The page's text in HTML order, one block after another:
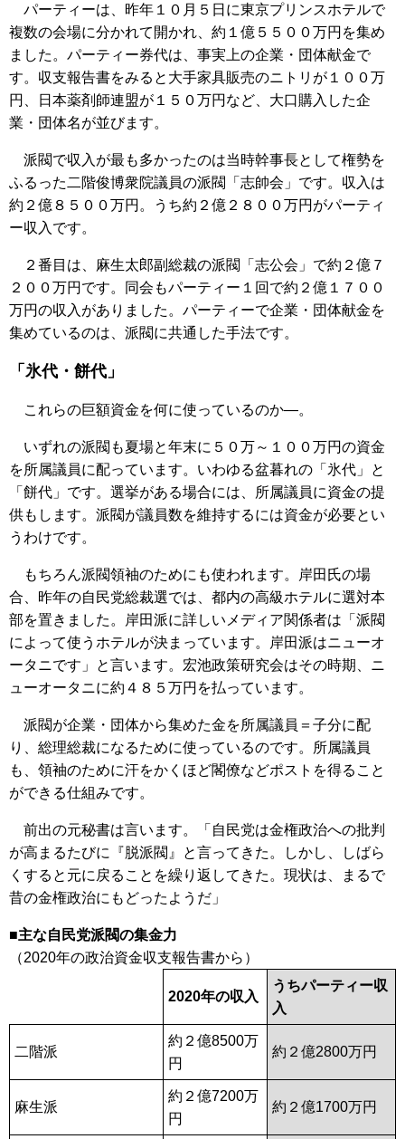
パーティーは、昨年１０月５日に東京プリンスホテルで
複数の会場に分かれて開かれ、約１億５５００万円を集め
ました。パーティー券代は、事実上の企業・団体献金で
す。収支報告書をみると大手家具販売のニトリが１００万
円、日本薬剤師連盟が１５０万円など、大口購入した企
業・団体名が並びます。
派閥で収入が最も多かったのは当時幹事長として権勢を
ふるった二階俊博衆院議員の派閥「志帥会」です。収入は
約２億８５００万円。うち約２億２８００万円がパーティ
ー収入です。
２番目は、麻生太郎副総裁の派閥「志公会」で約２億７
２００万円です。同会もパーティー１回で約２億１７００
万円の収入がありました。パーティーで企業・団体献金を
集めているのは、派閥に共通した手法です。
「氷代・餅代」
これらの巨額資金を何に使っているのか―。
いずれの派閥も夏場と年末に５０万～１００万円の資金
を所属議員に配っています。いわゆる盆暮れの「氷代」と
「餅代」です。選挙がある場合には、所属議員に資金の提
供もします。派閥が議員数を維持するには資金が必要とい
うわけです。
もちろん派閥領袖のためにも使われます。岸田氏の場
合、昨年の自民党総裁選では、都内の高級ホテルに選対本
部を置きました。岸田派に詳しいメディア関係者は「派閥
によって使うホテルが決まっています。岸田派はニューオ
ータニです」と言います。宏池政策研究会はその時期、ニ
ューオータニに約４８５万円を払っています。
派閥が企業・団体から集めた金を所属議員＝子分に配
り、総理総裁になるために使っているのです。所属議員
も、領袖のために汗をかくほど閣僚などポストを得ること
ができる仕組みです。
前出の元秘書は言います。「自民党は金権政治への批判
が高まるたびに『脱派閥』と言ってきた。しかし、しばら
くすると元に戻ることを繰り返してきた。現状は、まるで
昔の金権政治にもどったようだ」
■主な自民党派閥の集金力
（2020年の政治資金収支報告書から）
2020年の収入
うちパーティー収
入
二階派
約２億8500万
円
約２億2800万円
麻生派
約２億7200万
円
約２億1700万円